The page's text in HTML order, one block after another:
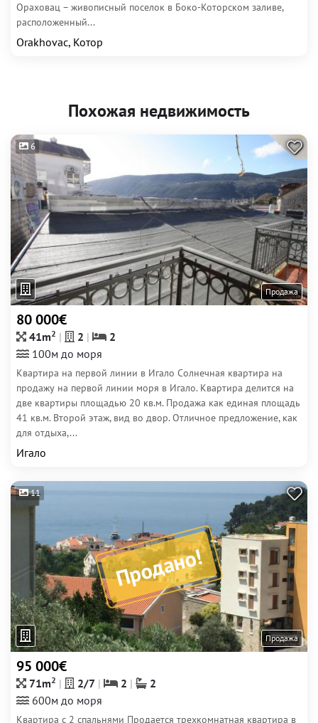
Ораховац – живописный поселок в Боко-Которском заливе,
расположенный...
Orakhovac, Котор
Похожая недвижимость
6
Продажа
80 000€
41m2 2
2
100м до моря
Квартира на первой линии в Игало Солнечная квартира на
продажу на первой линии моря в Игало. Квартира делится на
две квартиры площадью 20 кв.м. Продажа как единая площадь
41 кв.м. Второй этаж, вид во двор. Отличное предложение, как
для отдыха,...
Игало
Продано!
11
Продажа
95 000€
71m2 2/7 2
2
600м до моря
Квартира с 2 спальнями Продается трехкомнатная квартира в